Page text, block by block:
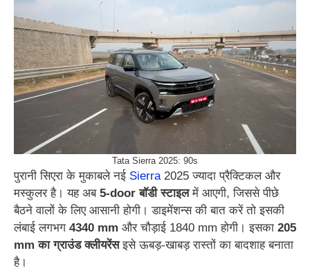
Tata Sierra 2025: 90s
पुरानी सिएरा के मुकाबले नई Sierra 2025 ज्यादा प्रैक्टिकल और
मस्कुलर है। यह अब 5-door बॉडी स्टाइलमें आएगी, जिससे पीछे
बैठने वालों के लिए आसानी होगी। डाइमेंशन्स की बात करें तो इसकी
लंबाई लगभग 4340 mm और चौड़ाई 1840 mm होगी। इसका 205
mm का ग्राउंड क्लीयरेंसइसे ऊबड़-खाबड़ रास्तों का बादशाह बनाता
है।